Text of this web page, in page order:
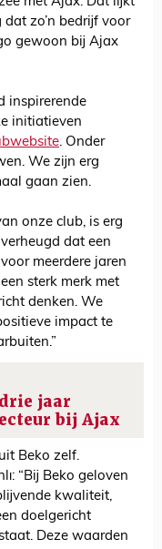
zo’n bedrijf voor
gewoon bij Ajax
inspirerende
initiatieven
. Onder
We zijn erg
gaan zien.
onze club, is erg
dat een
meerdere jaren
sterk merk met
denken. We
impact te
jaar
bij Ajax
Beko zelf.
“Bij Beko geloven
kwaliteit,
doelgericht
Deze waarden